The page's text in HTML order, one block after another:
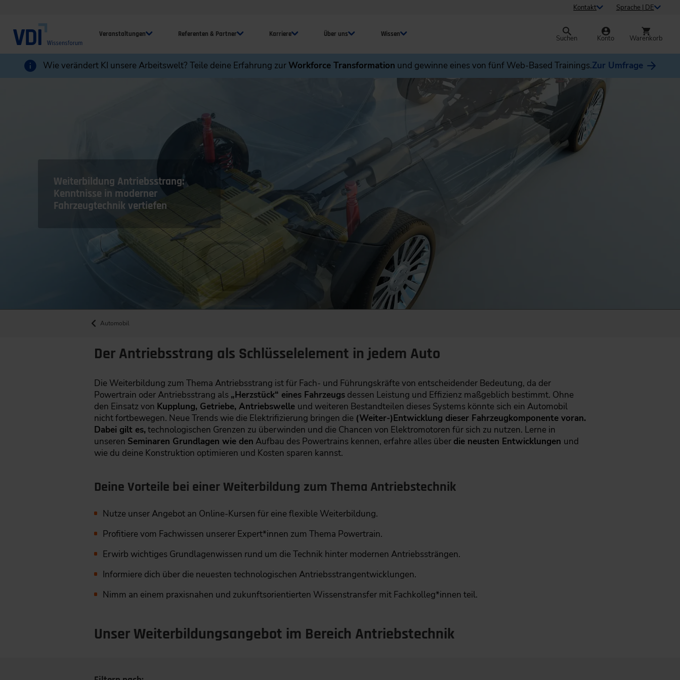
Kontakt Sprache | DE
Veranstaltungen Referenten & Partner Karriere Über uns Wissen Suchen Konto Warenkorb
Wie verändert KI unsere Arbeitswelt? Teile deine Erfahrung zurWorkforce Transformation und gewinne eines von fünf Web-Based Trainings.Zur Umfrage
Weiterbildung Antriebsstrang:
Kenntnisse in moderner
Fahrzeugtechnik vertiefen
Automobil
Der Antriebsstrang als Schlüsselelement in jedem Auto
Die Weiterbildung zum Thema Antriebsstrang ist für Fach- und Führungskräfte von entscheidender Bedeutung, da der
Powertrain oder Antriebsstrang als „Herzstück“ eines Fahrzeugsdessen Leistung und Effizienz maßgeblich bestimmt. Ohne
den Einsatz von Kupplung, Getriebe, Antriebswelle und weiteren Bestandteilen dieses Systems könnte sich ein Automobil
nicht fortbewegen. Neue Trends wie die Elektrifizierung bringen die (Weiter-)Entwicklung dieser Fahrzeugkomponente voran.
Dabei gilt es, technologischen Grenzen zu überwinden und die Chancen von Elektromotoren für sich zu nutzen. Lerne in
unseren Seminaren Grundlagen wie den Aufbau des Powertrains kennen, erfahre alles über die neusten Entwicklungen und
wie du deine Konstruktion optimieren und Kosten sparen kannst.
Deine Vorteile bei einer Weiterbildung zum Thema Antriebstechnik
Nutze unser Angebot an Online-Kursen für eine flexible Weiterbildung.
Profitiere vom Fachwissen unserer Expert*innen zum Thema Powertrain.
Erwirb wichtiges Grundlagenwissen rund um die Technik hinter modernen Antriebssträngen.
Informiere dich über die neuesten technologischen Antriebsstrangentwicklungen.
Nimm an einem praxisnahen und zukunftsorientierten Wissenstransfer mit Fachkolleg*innen teil.
Unser Weiterbildungsangebot im Bereich Antriebstechnik